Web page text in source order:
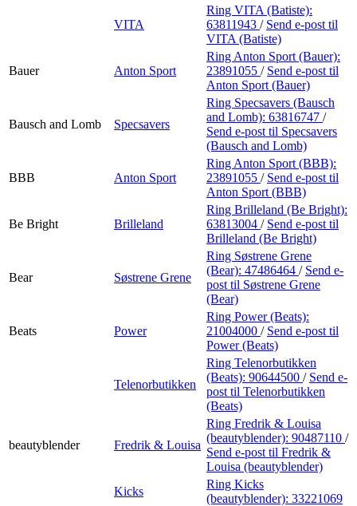
VITA
Ring VITA (Batiste):
63811943 / Send e-post til
VITA (Batiste)
Bauer Anton Sport
Ring Anton Sport (Bauer):
23891055 / Send e-post til
Anton Sport (Bauer)
Bausch and Lomb Specsavers
Ring Specsavers (Bausch
and Lomb): 63816747 /
Send e-post til Specsavers
(Bausch and Lomb)
BBB Anton Sport
Ring Anton Sport (BBB):
23891055 / Send e-post til
Anton Sport (BBB)
Be Bright Brilleland
Ring Brilleland (Be Bright):
63813004 / Send e-post til
Brilleland (Be Bright)
Bear Søstrene Grene
Ring Søstrene Grene
(Bear): 47486464 / Send e-
post til Søstrene Grene
(Bear)
Beats Power
Ring Power (Beats):
21004000 / Send e-post til
Power (Beats)
Telenorbutikken
Ring Telenorbutikken
(Beats): 90644500 / Send e-
post til Telenorbutikken
(Beats)
beautyblender Fredrik & Louisa
Ring Fredrik & Louisa
(beautyblender): 90487110 /
Send e-post til Fredrik &
Louisa (beautyblender)
Kicks
Ring Kicks
(beautyblender): 33221069